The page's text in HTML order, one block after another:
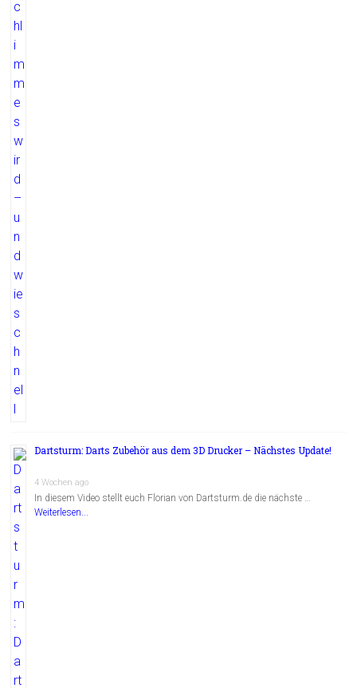
Dartsturm: Darts Zubehör aus dem 3D Drucker – Nächstes Update!
4 Wochen ago
In diesem Video stellt euch Florian von Dartsturm.de die nächste …
Weiterlesen...